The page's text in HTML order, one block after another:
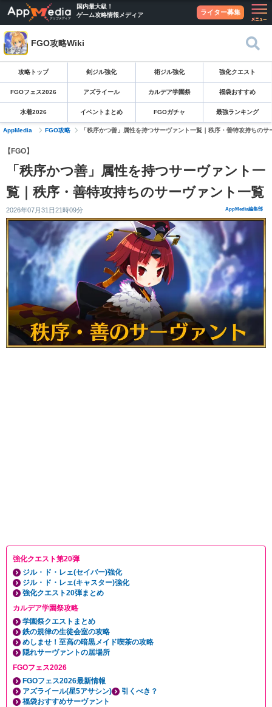
国内最大級！
ゲーム攻略情報メディア
ライター募集
FGO攻略Wiki
攻略トップ 剣ジル強化 術ジル強化 強化クエスト
FGOフェス2026 アズライール カルデア学園祭 福袋おすすめ
水着2026 イベントまとめ FGOガチャ 最強ランキング
AppMedia FGO攻略 「秩序かつ善」属性を持つサーヴァント一覧｜秩序・善特攻持ちのサ
【FGO】
「秩序かつ善」属性を持つサーヴァント一
覧｜秩序・善特攻持ちのサーヴァント一覧
2026年07月31日21時09分 AppMedia編集部
強化クエスト第20弾
ジル・ド・レェ(セイバー)強化
ジル・ド・レェ(キャスター)強化
強化クエスト20弾まとめ
カルデア学園祭攻略
学園祭クエストまとめ
鉄の規律の生徒会室の攻略
めしませ！至高の暗黒メイド喫茶の攻略
隠れサーヴァントの居場所
FGOフェス2026
FGOフェス2026最新情報
アズライール(星5アサシン)
引くべき？
福袋おすすめサーヴァント